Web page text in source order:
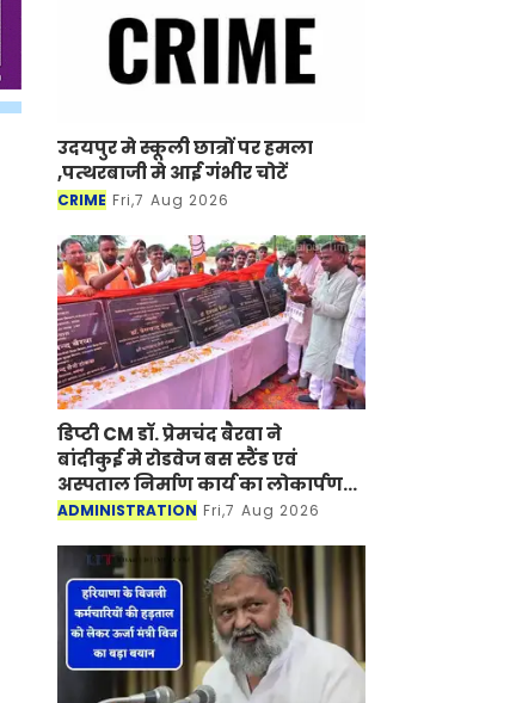
उदयपुर मे स्कूली छात्रों पर हमला
,पत्थरबाजी मे आई गंभीर चोटें
CRIME Fri,7 Aug 2026
डिप्टी CM डॉ. प्रेमचंद बैरवा ने
बांदीकुई मे रोडवेज बस स्टैंड एवं
अस्पताल निर्माण कार्य का लोकार्पण-
शिलान्यास किया
ADMINISTRATION Fri,7 Aug 2026